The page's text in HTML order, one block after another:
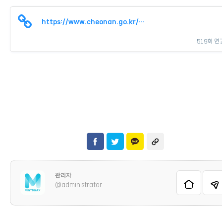
https://www.cheonan.go.kr/cop/bbs/BBSMSTR_000000000301/selectBoardArti…
519회 연
관리자
@administrator